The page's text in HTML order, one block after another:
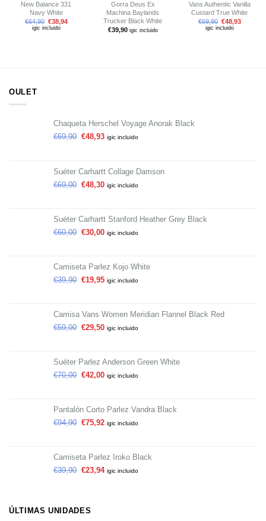
New Balance 331
Navy White
€64,90 €38,94
igic incluido
Gorra Deus Ex
Machina Baylands
Trucker Black White
€39,90 igic incluido
Vans Authentic Vanilla
Custard True White
€69,90 €48,93
igic incluido
OULET
Chaqueta Herschel Voyage Anorak Black
€69,90 €48,93 igic incluido
Suéter Carhartt Collage Damson
€69,00 €48,30 igic incluido
Suéter Carhartt Stanford Heather Grey Black
€60,00 €30,00 igic incluido
Camiseta Parlez Kojo White
€39,90 €19,95 igic incluido
Camisa Vans Women Meridian Flannel Black Red
€59,00 €29,50 igic incluido
Suéter Parlez Anderson Green White
€70,00 €42,00 igic incluido
Pantalón Corto Parlez Vandra Black
€94,90 €75,92 igic incluido
Camiseta Parlez Iroko Black
€39,90 €23,94 igic incluido
ÚLTIMAS UNIDADES